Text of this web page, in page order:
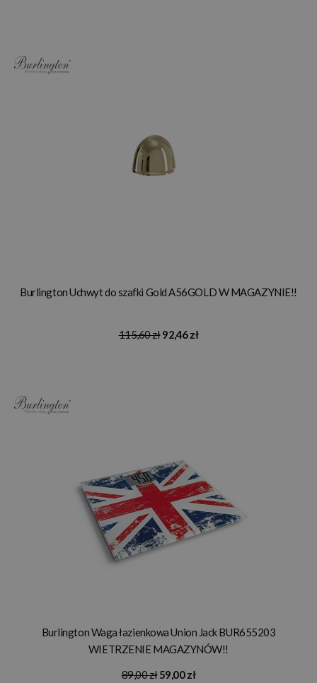
Burlington Uchwyt do szafki Gold A56GOLD W MAGAZYNIE!!
115,60 zł92,46 zł
Burlington Waga łazienkowa Union Jack BUR655203
WIETRZENIE MAGAZYNÓW!!
89,00 zł 59,00 zł